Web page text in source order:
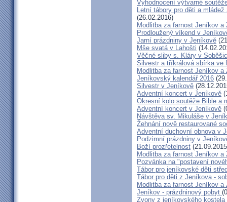
Vyhodnocení výtvarné
Letní tábory pro děti a
(26.02.2016)
Modlitba za farnost Jeníkov a
Prodloužený víkend v
Jarní prázdniny v Jeníkově
Mše svatá v Lahošti
Věčné sliby s. Kláry v
Silvestr a tříkrálová sbírka ve
Modlitba za farnost Jeníkov a
Jeníkovský kalendář 2016
Silvestr v Jeníkově
Adventní koncert v Jeníkově
Okresní kolo soutěže Bible a
Adventní koncert v Jeníkově
Návštěva sv. Mikuláše v
Žehnání nově restaurované
Adventní duchovní obnova v
Podzimní prázdniny v
Boží prozřetelnost
Modlitba za farnost Jeníkov a
Pozvánka na "postavení
Tábor pro jeníkovské děti
Tábor pro děti z Jeníkova -
Modlitba za farnost Jeníkov a
Jeníkov - prázdninový pobyt
Zvony z jeníkovského